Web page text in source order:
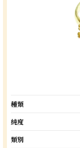
種類
純度
類別